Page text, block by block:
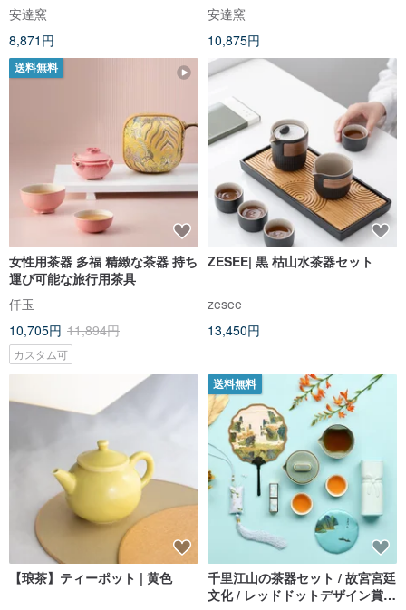
安達窯
8,871円
安達窯
10,875円
送料無料
女性用茶器 多福 精緻な茶器 持ち
運び可能な旅行用茶具
仟玉
10,705円 11,894円
カスタム可
ZESEE| 黒 枯山水茶器セット
zesee
13,450円
【琅茶】ティーポット | 黄色
送料無料
千里江山の茶器セット / 故宮宮廷
文化 / レッドドットデザイン賞受